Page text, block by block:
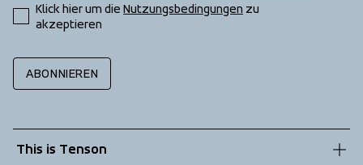
Klick hier um die Nutzungsbedingungen zu
akzeptieren
ABONNIEREN
This is Tenson